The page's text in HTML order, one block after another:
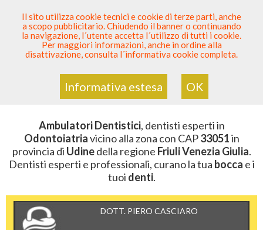
SEI DENTISTA? PARTECIPA
Sei QuiElenco Dentista Sicuro > Odontoiatria>
Ambulatori Dentistici>Friuli Venezia Giulia >Udine
CAP 33051
ZONA CON CAP 33051
Ambulatori Dentistici, dentisti esperti in
Odontoiatriavicino alla zona con CAP33051in
provincia di Udinedella regione Friuli Venezia Giulia.
Dentisti esperti e professionali, curano la tua bocca e i
tuoi denti.
DOTT. PIERO CASCIARO
Il sito utilizza cookie tecnici e cookie di terze parti, anche
a scopo pubblicitario. Chiudendo il banner o continuando
la navigazione, l´utente accetta l´utilizzo di tutti i cookie.
Per maggiori informazioni, anche in ordine alla
disattivazione, consulta l´informativa cookie completa.
Informativa estesa OK